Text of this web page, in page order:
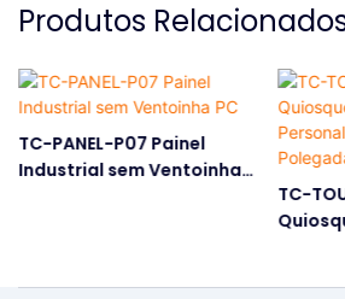
Produtos
TC-PANEL-P07 Painel
Industrial sem Ventoinha
TC-